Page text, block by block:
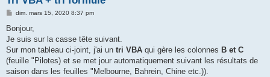
M
s
a
g
dim. mars 15, 2020 8:37 pm
Bonjour,
Je suis sur la casse tête suivant.
Sur mon tableau ci-joint, j'ai un tri VBA qui gère les colonnes B et C
(feuille "Pilotes) et se met jour automatiquement suivant les résultats de
saison dans les feuilles "Melbourne, Bahrein, Chine etc.)).